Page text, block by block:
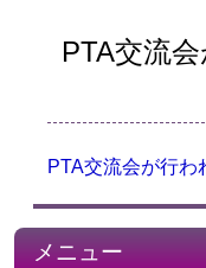
PTA交流
PTA交流会が行わ
メニュー